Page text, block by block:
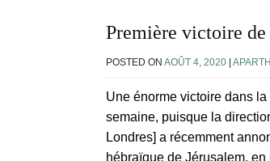
Première victoire
POSTED ON AOÛT 4, 2020 |
Une énorme victoire dans
semaine, puisque la
Londres] a récemment
hébraïque de Jérusalem,